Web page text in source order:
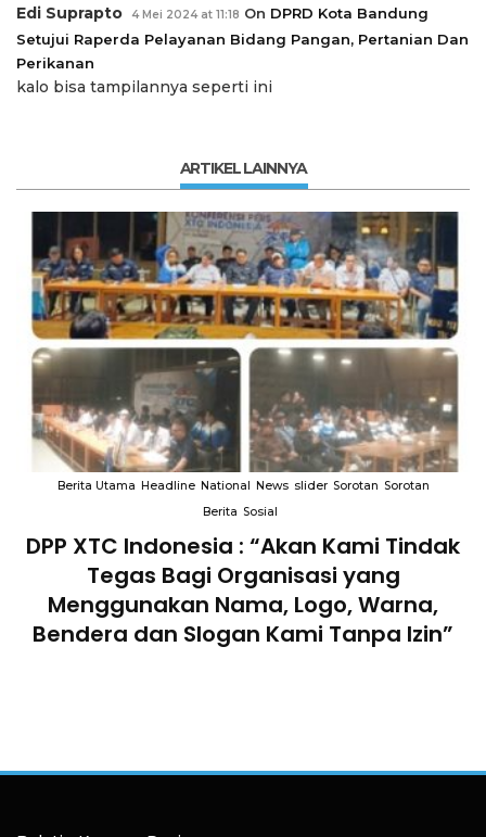
Edi Suprapto
4 Mei 2024 at 11:18 On DPRD Kota Bandung
Setujui Raperda Pelayanan Bidang Pangan, Pertanian Dan
Perikanan
kalo bisa tampilannya seperti ini
ARTIKEL LAINNYA
Berita Utama Headline National News slider Sorotan Sorotan
Berita Sosial
DPP XTC Indonesia : “Akan Kami Tindak
Tegas Bagi Organisasi yang
Menggunakan Nama, Logo, Warna,
Bendera dan Slogan Kami Tanpa Izin”